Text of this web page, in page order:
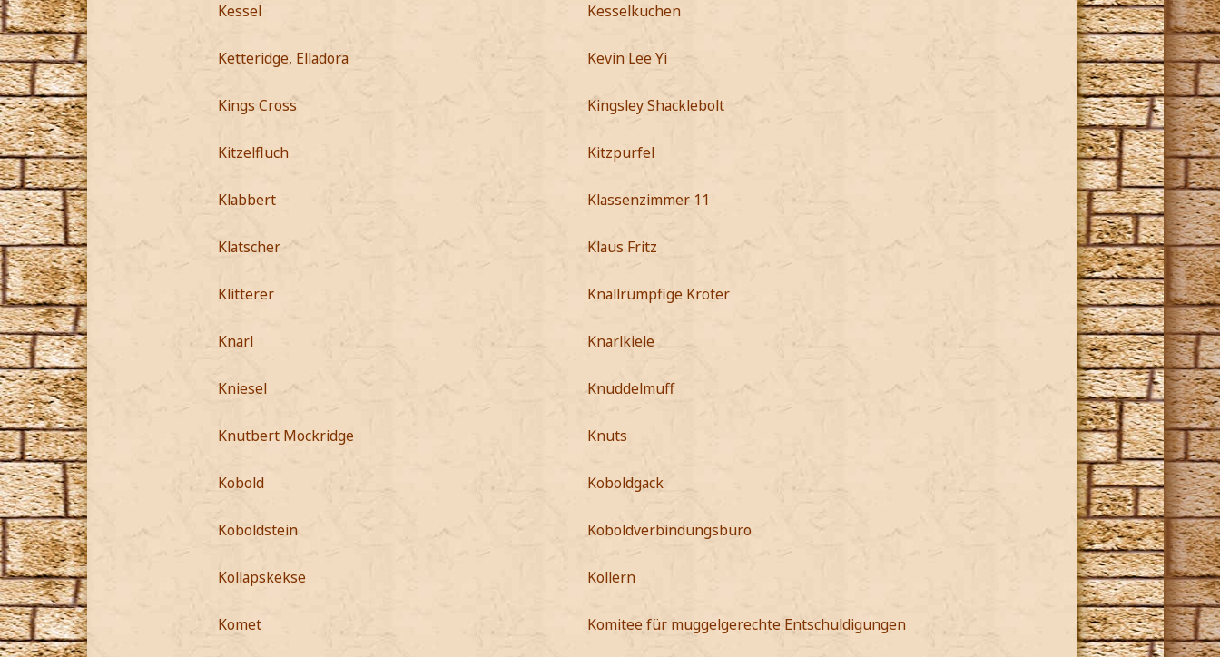
Kessel Kesselkuchen
Ketteridge, Elladora Kevin Lee Yi
Kings Cross Kingsley Shacklebolt
Kitzelfluch Kitzpurfel
Klabbert Klassenzimmer 11
Klatscher Klaus Fritz
Klitterer Knallrümpfige Kröter
Knarl Knarlkiele
Kniesel Knuddelmuff
Knutbert Mockridge Knuts
Kobold Koboldgack
Koboldstein Koboldverbindungsbüro
Kollapskekse Kollern
Komet Komitee für muggelgerechte Entschuldigungen